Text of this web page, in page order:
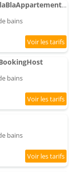
Apartament z widokiem - BlaBlaAppartement Szczecin Ku Słońcu
bains
bains
bains